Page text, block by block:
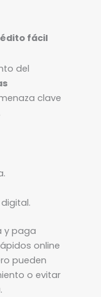
fácil
del
clave
y paga
online
pueden
o evitar